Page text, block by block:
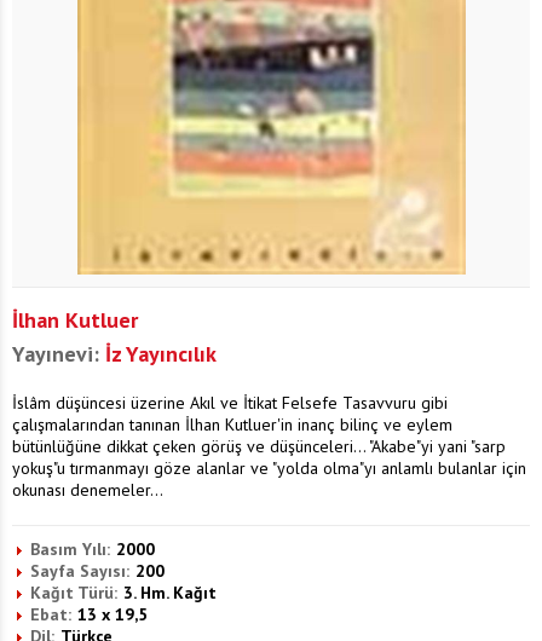
İlhan Kutluer
Yayınevi: İz Yayıncılık
İslâm düşüncesi üzerine Akıl ve İtikat Felsefe Tasavvuru gibi
çalışmalarından tanınan İlhan Kutluer'in inanç bilinç ve eylem
bütünlüğüne dikkat çeken görüş ve düşünceleri... "Akabe"yi yani "sarp
yokuş"u tırmanmayı göze alanlar ve "yolda olma"yı anlamlı bulanlar için
okunası denemeler...
Basım Yılı: 2000
Sayfa Sayısı: 200
Kağıt Türü: 3. Hm. Kağıt
Ebat: 13 x 19,5
Dil: Türkçe